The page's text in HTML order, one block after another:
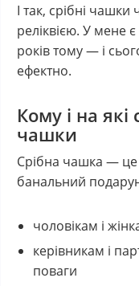
І так, срібні
реліквією. У мене є
років тому — і
ефектно.
Кому і на які
чашки
Срібна чашка — це
банальний
чоловікам і
керівникам і
поваги